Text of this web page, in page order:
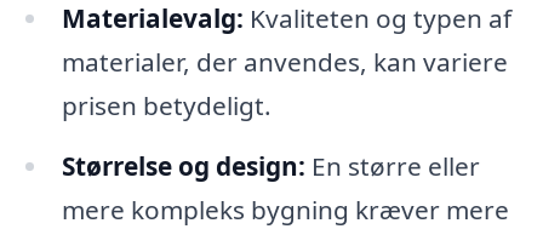
Materialevalg: Kvaliteten og typen af
materialer, der anvendes, kan variere
prisen betydeligt.
Størrelse og design: En større eller
mere kompleks bygning kræver mere